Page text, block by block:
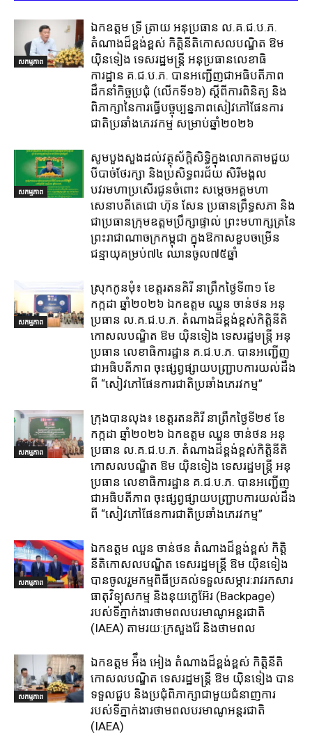
សកម្មភាព
ឯកឧត្តម ទ្រី ត្រាយ អនុប្រធាន ល.គ.ជ.ប.ភ.
តំណាងដ៏ខ្ពង់ខ្ពស់ កិត្តិនីតិកោសលបណ្ឌិត ឱម
យ៉ិនទៀង ទេសរដ្ឋមន្ត្រី អនុប្រធានលេខាធិ
ការដ្ឋាន គ.ជ.ប.ភ. បានអញ្ជើញជាអធិបតីភាព
ដឹកនាំកិច្ចប្រជុំ (លេីកទី១៦) ស្តីពីការពិនិត្យ​ និង
ពិភាក្សានៃការធ្វេីបច្ចុប្បន្នភាពសៀវភៅផែនការ
ជាតិប្រឆាំងភេរវកម្ម​ សម្រាប់ឆ្នាំ២០២៦​
សកម្មភាព
សូមបួងសួងដល់វត្ថុស័ក្តិសិទ្ធិក្នុងលោកតាមជួយ
បីបាច់ថែរក្សា និងប្រសិទ្ធពរជ័យ សិរីមង្គល
បវរមហាប្រសើរជូនចំពោះ សម្តេចអគ្គមហា
សេនាបតីតេជោ ហ៊ុន សែន ប្រធានព្រឹទ្ធសភា និង
ជាប្រធានក្រុមឧត្តមប្រឹក្សាផ្ទាល់ ព្រះមហាក្សត្រនៃ
ព្រះរាជាណាចក្រកម្ពុជា ក្នុងឱកាសខួបចម្រើន
ជន្មាយុគម្រប់៧៤ ឈានចូល៧៥ឆ្នាំ
សកម្មភាព
ស្រុក​កូនមុំ៖ ខេត្ត​រតនគិរី​ នាព្រឹកថ្ងៃទី៣១​ ខែ
កក្កដា ឆ្នាំ២០២៦ ឯកឧត្តម​ ឈួន ចាន់ថន អនុ
ប្រធាន ល.គ.ជ.ប.ភ. តំណាង​ដ៏ខ្ពង់ខ្ពស់​កិត្តិនីតិ
កោសលបណ្ឌិត​ ឱម​ យ៉ិនទៀង​ ទេសរដ្ឋមន្រ្តី​ អនុ
ប្រធាន​ លេខាធិការ​ដ្ឋាន​ គ.ជ.ប.ភ​. បានអញ្ជើញ
ជាអធិបតីភាព​ ចុះផ្សព្វផ្សាយ​បញ្ជ្រាប​ការ​យល់​ដឹង​
ពី​ “សៀវភៅផែនការជាតិប្រឆាំងភេរវកម្ម”
សកម្មភាព
ក្រុង​បាន​លុង​៖ ខេត្ត​រតនគិរី​ នាព្រឹកថ្ងៃទី២៩ ខែ
កក្កដា ឆ្នាំ២០២៦ ឯកឧត្តម​ ឈួន ចាន់ថន អនុ
ប្រធាន ល.គ.ជ.ប.ភ. តំណាង​ដ៏ខ្ពង់ខ្ពស់​កិត្តិនីតិ
កោសលបណ្ឌិត​ ឱម​ យ៉ិនទៀង​ ទេសរដ្ឋមន្រ្តី​ អនុ
ប្រធាន​ លេខាធិការ​ដ្ឋាន​ គ.ជ.ប.ភ​. បានអញ្ជើញ
ជាអធិបតីភាព​ ចុះផ្សព្វផ្សាយ​បញ្ជ្រាប​ការ​យល់​ដឹង​
ពី​ “សៀវភៅផែនការជាតិប្រឆាំងភេរវកម្ម”
សកម្មភាព
ឯកឧត្តម ឈួន​ ចាន់ថន​ តំណាងដ៏ខ្ពង់ខ្ពស់ កិត្តិ
នីតិកោសលបណ្ឌិត ទេសរដ្ឋមន្ត្រី ឱម យ៉ិនទៀង
បានចូលរួមកម្មពិធីប្រគល់ទទួលសម្ភារ:​រាវរកសារ
ធាតុវិទ្យុសកម្ម​ និង​នុយក្លេអ៊ែរ​ (Backpage)
របស់ទីភ្នាក់ងារថាមពលបរមាណូអន្តរជាតិ
(IAEA) តាមរយ:ក្រសួងរ៉ែ និងថាមពល​
សកម្មភាព
ឯកឧត្តម អ៉ឹង អៀង តំណាងដ៏ខ្ពង់ខ្ពស់ កិត្តិនីតិ
កោសលបណ្ឌិត ទេសរដ្ឋមន្ត្រី ឱម យ៉ិនទៀង បាន
ទទួលជួប និងប្រជុំពិភាក្សាជាមួយជំនាញការ
របស់ទីភ្នាក់ងារថាមពលបរមាណូអន្តរជាតិ
(IAEA)